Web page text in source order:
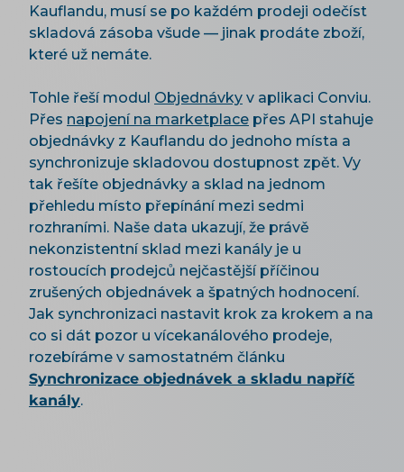
Kauflandu, musí se po každém prodeji odečíst
skladová zásoba všude — jinak prodáte zboží,
které už nemáte.
Tohle řeší modul Objednávky v aplikaci Conviu.
Přes napojení na marketplace přes API stahuje
objednávky z Kauflandu do jednoho místa a
synchronizuje skladovou dostupnost zpět. Vy
tak řešíte objednávky a sklad na jednom
přehledu místo přepínání mezi sedmi
rozhraními. Naše data ukazují, že právě
nekonzistentní sklad mezi kanály je u
rostoucích prodejců nejčastější příčinou
zrušených objednávek a špatných hodnocení.
Jak synchronizaci nastavit krok za krokem a na
co si dát pozor u vícekanálového prodeje,
rozebíráme v samostatném článku
Synchronizace objednávek a skladu napříč
kanály.